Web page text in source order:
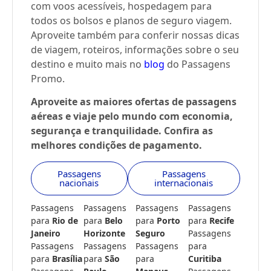
com voos acessíveis, hospedagem para
todos os bolsos e planos de seguro viagem.
Aproveite também para conferir nossas dicas
de viagem, roteiros, informações sobre o seu
destino e muito mais no blog do Passagens
Promo.
Aproveite as maiores ofertas de passagens
aéreas e viaje pelo mundo com economia,
segurança e tranquilidade. Confira as
melhores condições de pagamento.
Passagens
nacionais
Passagens
internacionais
Passagens
para Rio de
Janeiro
Passagens
para Brasília
Passagens
para Belo
Horizonte
Passagens
para São
Passagens
para Porto
Seguro
Passagens
para
Passagens
para Recife
Passagens
para
Curitiba